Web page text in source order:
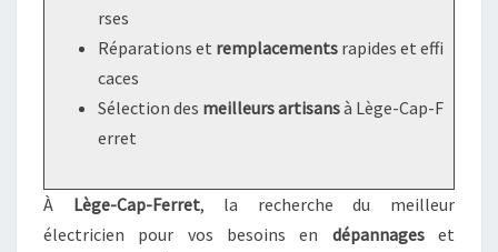
rses
Réparations et remplacements rapides et effi
caces
Sélection des meilleurs artisansà Lège-Cap-F
erret
À Lège-Cap-Ferret, la recherche du meilleur
électricien pour vos besoins en dépannageset